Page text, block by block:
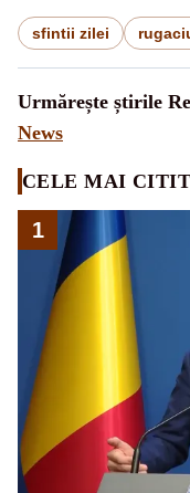
sfintii zilei
Urmărește știrile
News
CELE MAI
1